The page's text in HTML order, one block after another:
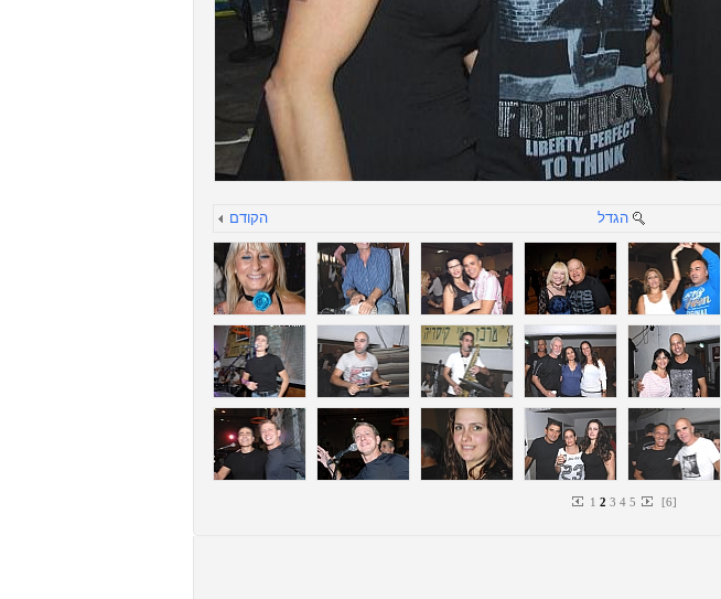
הקודם הגדל
1 2 3 4 5 [6]